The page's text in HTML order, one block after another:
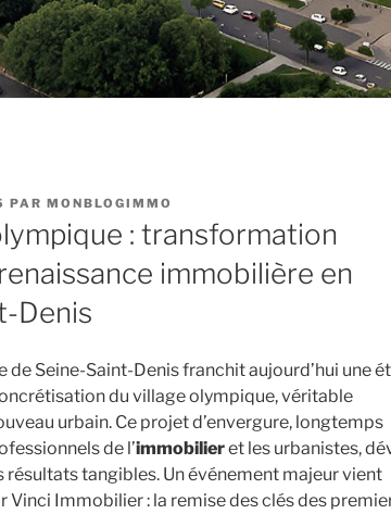
PAR MONBLOGIMMO
: transformation
immobilière en
Denis
de Seine-Saint-Denis franchit aujourd’hui une
du village olympique, véritable
urbain. Ce projet d’envergure, longtemps
de l’immobilieret les urbanistes,
résultats tangibles. Un événement majeur vient
Vinci Immobilier : la remise des clés des